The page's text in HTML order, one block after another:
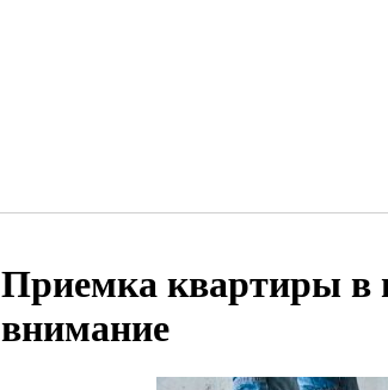
Приемка квартиры в
внимание